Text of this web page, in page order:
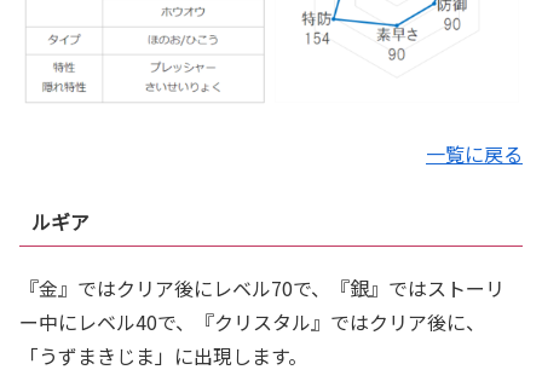
一覧に戻る
ルギア
『金』ではクリア後にレベル70で、『銀』ではストーリ
ー中にレベル40で、『クリスタル』ではクリア後に、
「うずまきじま」に出現します。